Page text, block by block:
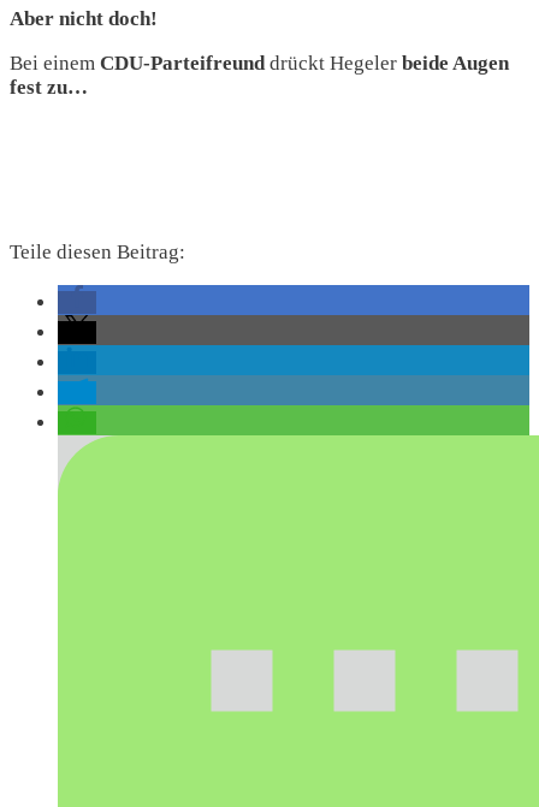
Aber nicht doch!
Bei einem CDU-Parteifreund drückt Hegeler beide Augen
fest zu…
Teile diesen Beitrag: